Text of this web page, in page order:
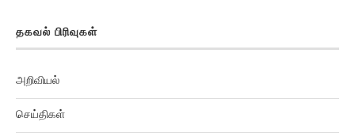
செய்திகள்